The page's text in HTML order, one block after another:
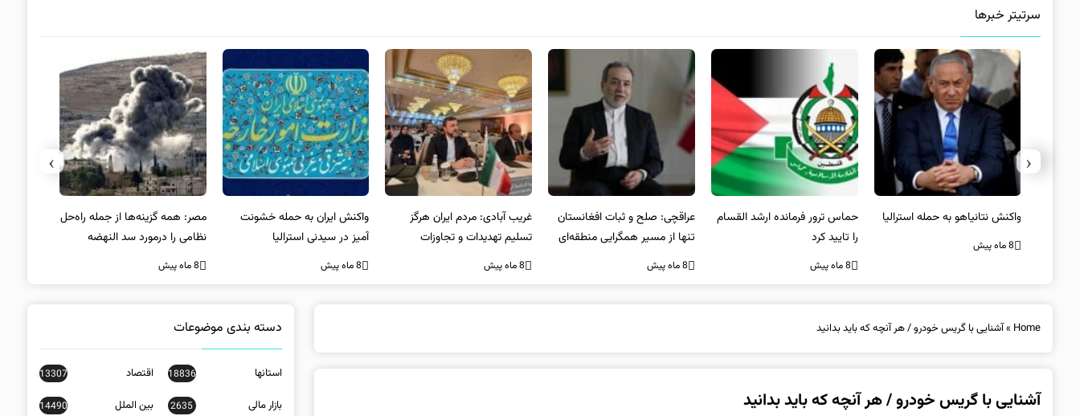
سرتیتر خبرها
واکنش نتانیاهو به حمله استرالیا
8 ماه پیش
حماس ترور فرمانده ارشد القسام
را تایید کرد
8 ماه پیش
عراقچی: صلح و ثبات افغانستان
تنها از مسیر همگرایی منطقه‌ای
محقق می‌شود
8 ماه پیش
غریب آبادی: مردم ایران هرگز
تسلیم تهدیدات و تجاوزات
نخواهند شد و متحد و منسجم
8 ماه پیش
واکنش ایران به حمله خشونت
آمیز در سیدنی استرالیا
8 ماه پیش
مصر: همه گزینه‌ها از جمله راه‌حل
نظامی را درمورد سد النهضه
بررسی می‌کنیم
8 ماه پیش
‹
›
Home
»آشنایی با گریس خودرو / هر آنچه که باید بدانید
آشنایی با گریس خودرو / هر آنچه که باید بدانید
دسته بندی موضوعات
استانها 18836 اقتصاد 13307
بازار مالی 2635 بین الملل 14490